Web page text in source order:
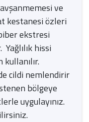
ve
kestanesi özleri
ekstresi
hissi
cildi nemlendirir
bölgeye
uygulayınız.